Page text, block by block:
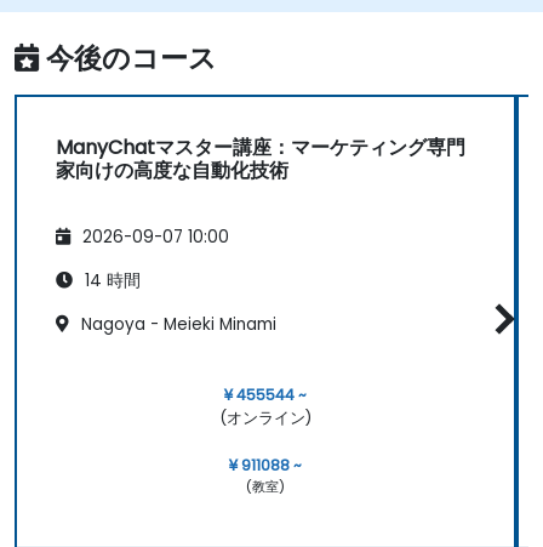
今後のコース
ManyChatマスター講座：マーケティング専門
家向けの高度な自動化技術
2026-09-07 10:00
14 時間
Nagoya - Meieki Minami
¥ 455544 ~
(オンライン)
¥ 911088 ~
(教室)